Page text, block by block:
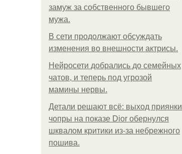
замуж за собственного бывшего
мужа.
В сети продолжают обсуждать
изменения во внешности актрисы.
Нейросети добрались до семейных
чатов, и теперь под угрозой
мамины нервы.
Детали решают всё: выход приянки
чопры на показе Dior обернулся
шквалом критики из-за небрежного
пошива.